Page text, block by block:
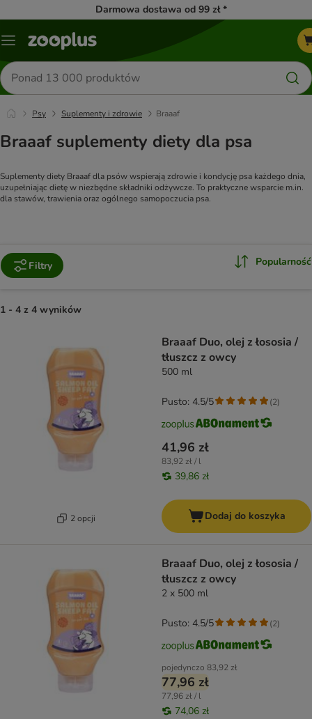
Darmowa dostawa od 99 zł *
Menu
Szukaj
produktów
Psy Suplementy i zdrowie Braaaf
Braaaf suplementy diety dla psa
Suplementy diety Braaaf dla psów wspierają zdrowie i kondycję psa każdego dnia,
uzupełniając dietę w niezbędne składniki odżywcze. To praktyczne wsparcie m.in.
dla stawów, trawienia oraz ogólnego samopoczucia psa.
Filtry Popularność
1 - 4 z 4 wyników
2 opcji
Braaaf Duo, olej z łososia /
tłuszcz z owcy
500 ml
41,96 zł
83,92 zł / l
39,86 zł
Pusto: 4.5/5 (2)
Dodaj do koszyka
Braaaf Duo, olej z łososia /
tłuszcz z owcy
2 x 500 ml
pojedynczo 83,92 zł
77,96 zł
77,96 zł / l
74,06 zł
Pusto: 4.5/5 (2)